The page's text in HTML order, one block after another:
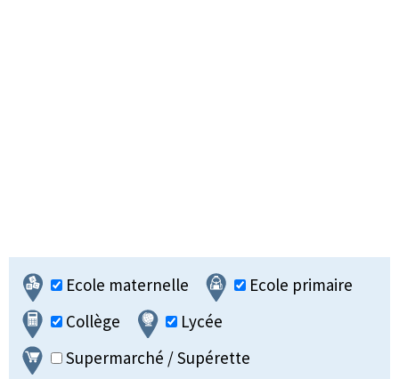
Ecole maternelle
Ecole primaire
Collège
Lycée
Supermarché / Supérette